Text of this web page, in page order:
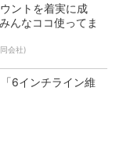
ントを着実に成
んなココ使ってま
会社)
6インチライン維